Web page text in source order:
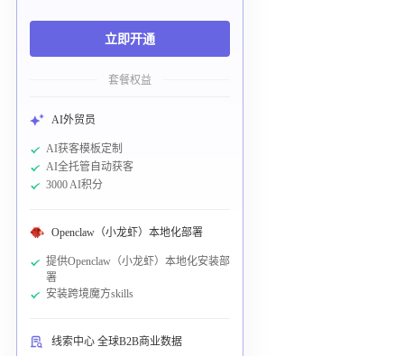
立即开通
套餐权益
AI外贸员
AI获客模板定制
AI全托管自动获客
3000 AI积分
Openclaw（小龙虾）本地化部署
提供Openclaw（小龙虾）本地化安装部
署
安装跨境魔方skills
线索中心 全球B2B商业数据